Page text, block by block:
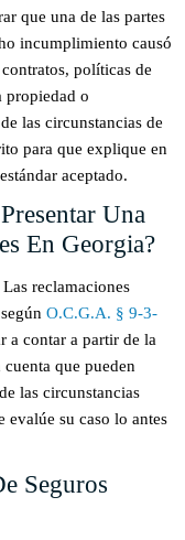
que una de las partes
incumplimiento causó
políticas de
propiedad o
las circunstancias de
para que explique en
aceptado.
Una
En Georgia?
Las reclamaciones
O.C.G.A. § 9-3-
a contar a partir de la
que pueden
las circunstancias
evalúe su caso lo antes
Seguros